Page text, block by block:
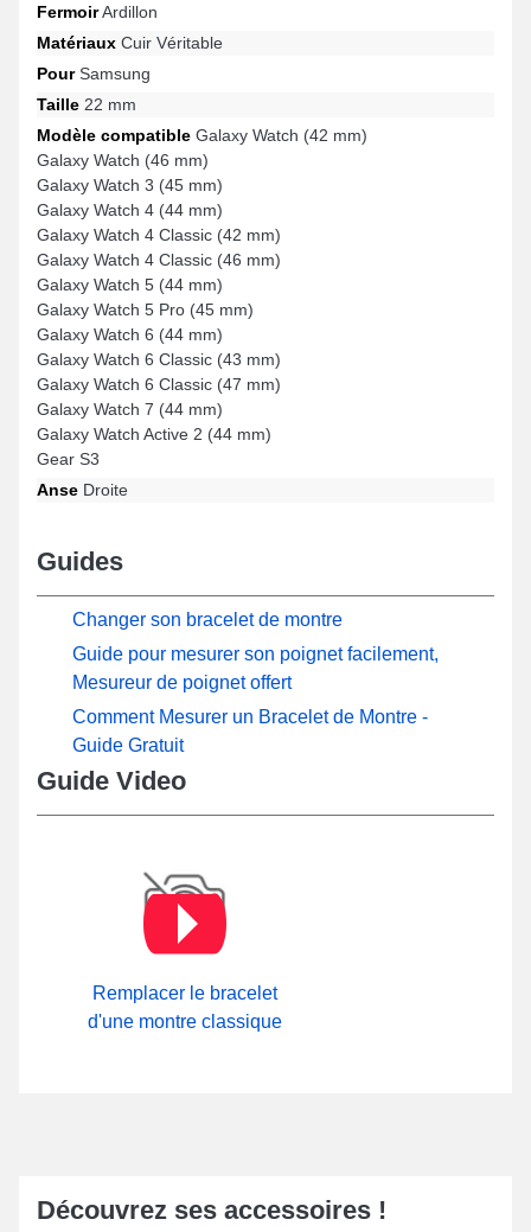
FermoirArdillon
Matériaux Cuir Véritable
PourSamsung
Taille 22 mm
Modèle compatible Galaxy Watch (42 mm)
Galaxy Watch (46 mm)
Galaxy Watch 3 (45 mm)
Galaxy Watch 4 (44 mm)
Galaxy Watch 4 Classic (42 mm)
Galaxy Watch 4 Classic (46 mm)
Galaxy Watch 5 (44 mm)
Galaxy Watch 5 Pro (45 mm)
Galaxy Watch 6 (44 mm)
Galaxy Watch 6 Classic (43 mm)
Galaxy Watch 6 Classic (47 mm)
Galaxy Watch 7 (44 mm)
Galaxy Watch Active 2 (44 mm)
Gear S3
Anse Droite
Guides
Changer son bracelet de montre
Guide pour mesurer son poignet facilement,
Mesureur de poignet offert
Comment Mesurer un Bracelet de Montre -
Guide Gratuit
Guide Video
Remplacer le bracelet
d'une montre classique
Découvrez ses accessoires !